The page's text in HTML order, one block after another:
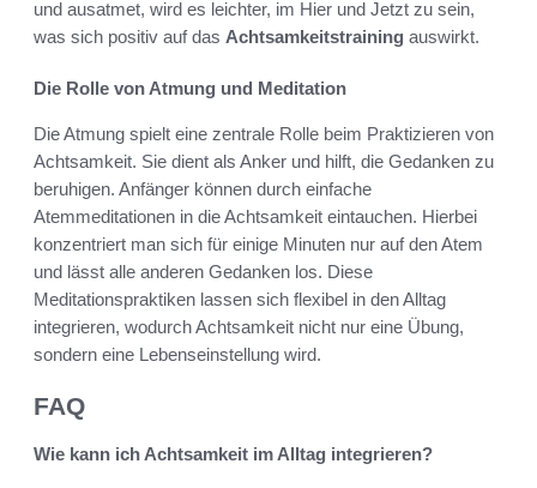
und ausatmet, wird es leichter, im Hier und Jetzt zu sein,
was sich positiv auf das Achtsamkeitstraining auswirkt.
Die Rolle von Atmung und Meditation
Die Atmung spielt eine zentrale Rolle beim Praktizieren von
Achtsamkeit. Sie dient als Anker und hilft, die Gedanken zu
beruhigen. Anfänger können durch einfache
Atemmeditationen in die Achtsamkeit eintauchen. Hierbei
konzentriert man sich für einige Minuten nur auf den Atem
und lässt alle anderen Gedanken los. Diese
Meditationspraktiken lassen sich flexibel in den Alltag
integrieren, wodurch Achtsamkeit nicht nur eine Übung,
sondern eine Lebenseinstellung wird.
FAQ
Wie kann ich Achtsamkeit im Alltag integrieren?